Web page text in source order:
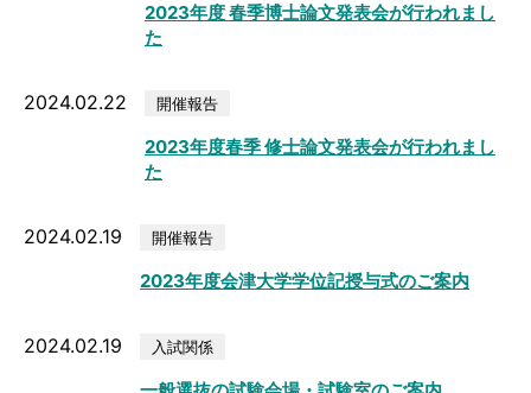
2023年度 春季博士論文発表会が行われまし
た
2023年度春季 修士論文発表会が行われまし
た
開催報告
2024.02.22
2023年度会津大学学位記授与式のご案内
開催報告
2024.02.19
入試関係
2024.02.19